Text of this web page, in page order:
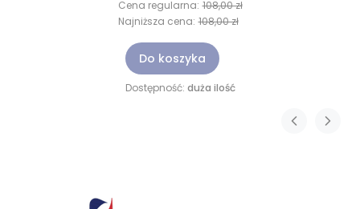
Cena regularna: 108,00 zł
Najniższa cena: 108,00 zł
Do koszyka
Dostępność: duża ilość